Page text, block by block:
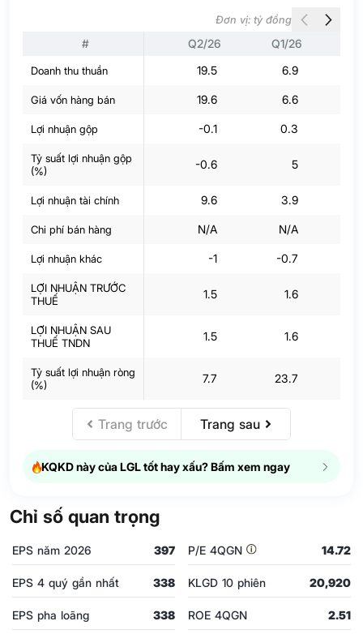
Đơn vị: tỷ đồng
# Q2/26 Q1/26
Doanh thu thuần 19.5 6.9
Giá vốn hàng bán 19.6 6.6
Lợi nhuận gộp -0.1 0.3
Tỷ suất lợi nhuận gộp
(%)
-0.6 5
Lợi nhuận tài chính 9.6 3.9
Chi phí bán hàng N/A N/A
Lợi nhuận khác -1 -0.7
LỢI NHUẬN TRƯỚC
THUẾ
1.5 1.6
LỢI NHUẬN SAU
THUẾ TNDN
1.5 1.6
Tỷ suất lợi nhuận ròng
(%)
7.7 23.7
Trang trước Trang sau
KQKD này của LGL tốt hay xấu? Bấm xem ngay
Chỉ số quan trọng
EPS năm 2026 397 P/E 4QGN 14.72
EPS 4 quý gần nhất 338 KLGD 10 phiên 20,920
EPS pha loãng 338 ROE 4QGN 2.51